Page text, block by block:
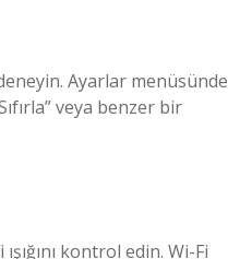
Ayarlar
veya benzer bir
kontrol edin. Wi-Fi